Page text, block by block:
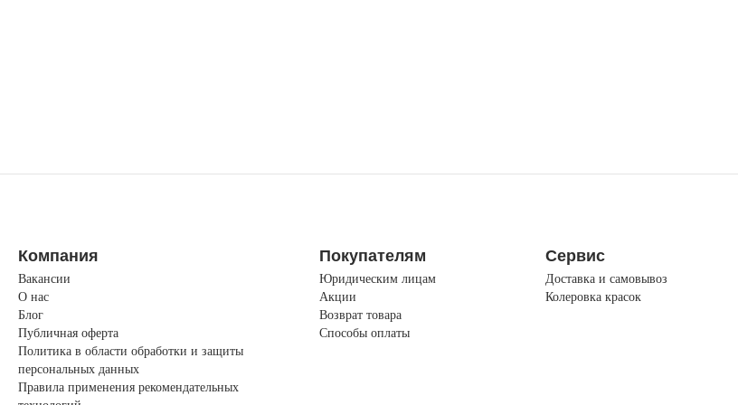
Компания
Вакансии
О нас
Блог
Публичная оферта
Политика в области обработки и защиты
персональных данных
Правила применения рекомендательных
Покупателям
Юридическим лицам
Акции
Возврат товара
Способы оплаты
Сервис
Доставка и самовывоз
Колеровка красок